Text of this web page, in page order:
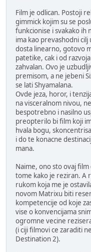
Film je odlican. Postoji
gimmick kojim su se
funkcionise i svakako ih
ima kao prevashodni
dosta linearno, gotovo
patetike, cak i od
zahvalan. Ovo je
premisom, a ne jebeni
se lati Shyamalana.
Ovde jeza, horor, i
na visceralnom nivou,
bespotrebno i nasilno
preopterilo bi film koji
hvala bogu,
i do te konacne
mana.
Naime, ono sto ovaj
tome kako je reziran. A
rukom koja me je
novom Matrixu biti
kompetencije od koje
vise o konvencijama
ogromne vecine
(i ciji filmovi ce zaraditi
Destination 2).